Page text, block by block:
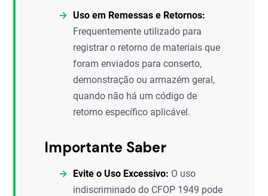
Uso em Remessas e Retornos:
Frequentemente utilizado para
registrar o retorno de materiais que
foram enviados para conserto,
demonstração ou armazém geral,
quando não há um código de
retorno específico aplicável.
Importante Saber
Evite o Uso Excessivo: O uso
indiscriminado do CFOP 1949 pode